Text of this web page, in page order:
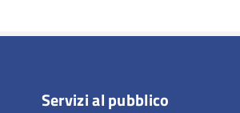
Servizi al pubblico